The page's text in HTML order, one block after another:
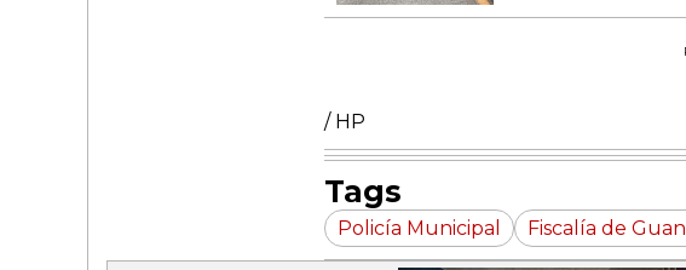
/ HP
Tags
Policía Municipal Fiscalía de